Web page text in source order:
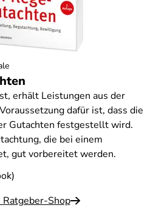
erhält Leistungen aus der
dafür ist, dass die
Gutachten festgestellt wird.
die bei einem
gut vorbereitet werden.
Ratgeber-Shop